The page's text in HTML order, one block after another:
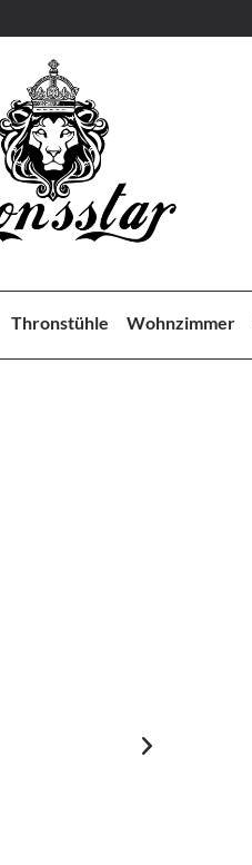
Thronstühle Wohnzimmer